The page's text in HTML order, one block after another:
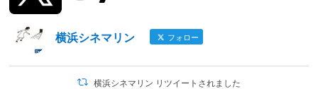
横浜シネマリン フォロー
横浜シネマリン リツイートされました